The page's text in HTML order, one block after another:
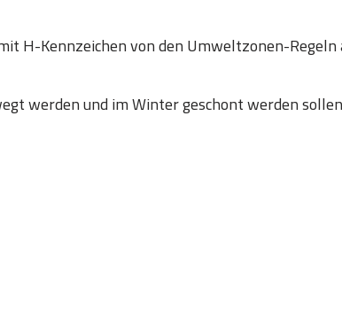
H-Kennzeichen von den Umweltzonen-Regeln
werden und im Winter geschont werden